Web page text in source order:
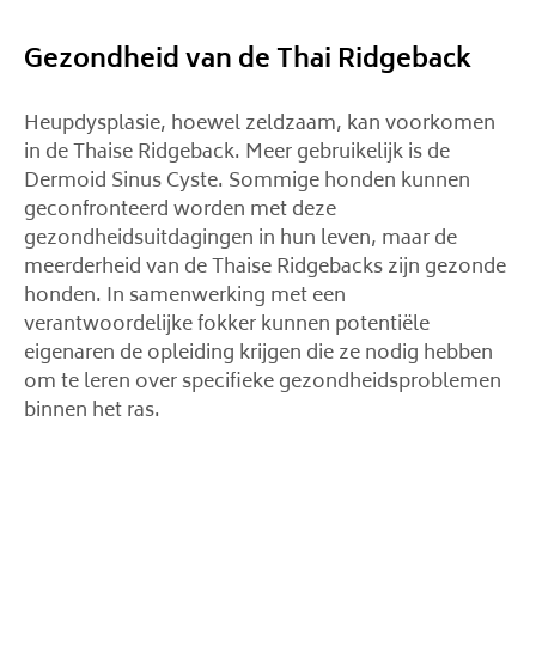
Gezondheid van de Thai Ridgeback
Heupdysplasie, hoewel zeldzaam, kan voorkomen
in de Thaise Ridgeback. Meer gebruikelijk is de
Dermoid Sinus Cyste. Sommige honden kunnen
geconfronteerd worden met deze
gezondheidsuitdagingen in hun leven, maar de
meerderheid van de Thaise Ridgebacks zijn gezonde
honden. In samenwerking met een
verantwoordelijke fokker kunnen potentiële
eigenaren de opleiding krijgen die ze nodig hebben
om te leren over specifieke gezondheidsproblemen
binnen het ras.